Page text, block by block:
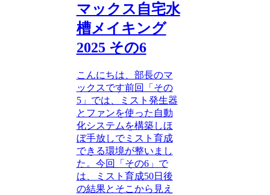
マックス自宅水
槽メイキング
2025 その6
こんにちは、部長のマ
ックスです前回「その
5」では、ミスト発生器
とファンを使った自動
化システムを構築しほ
ぼ手放しでミスト育成
できる環境が整いまし
た。今回「その6」で
は、ミスト育成50日後
の結果とそこから見え